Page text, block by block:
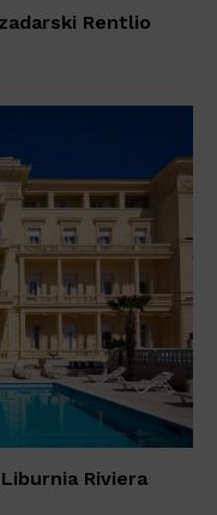
Rentlio
Riviera